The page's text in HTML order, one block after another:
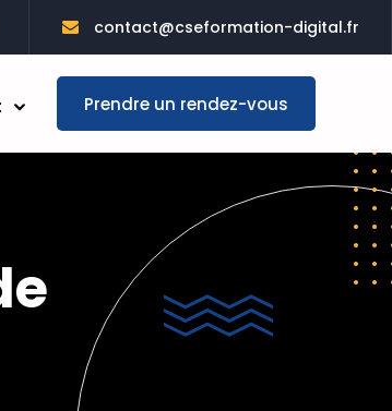
contact@cseformation-digital.fr
Prendre un rendez-vous